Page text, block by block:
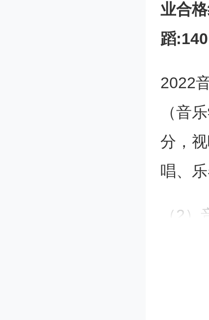
业合
蹈
2022
（音
分，
唱、
（2